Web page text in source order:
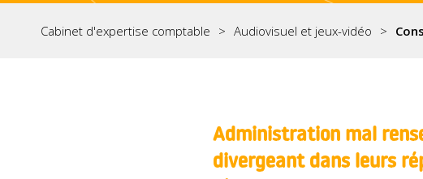
Cabinet d'expertise comptable Audiovisuel et jeux-vidéo
Administration mal
divergeant dans leurs